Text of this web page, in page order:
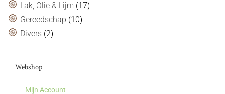
Lak, Olie & Lijm (17)
Gereedschap (10)
Divers (2)
Webshop
Mijn Account